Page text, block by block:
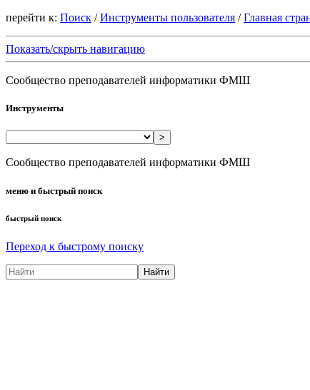
перейти к: Поиск / Инструменты пользователя / Главная
Показать/скрыть навигацию
Сообщество преподавателей информатики ФМШ
Инструменты
>
Сообщество преподавателей информатики ФМШ
меню и быстрый поиск
быстрый поиск
Переход к быстрому поиску
Найти